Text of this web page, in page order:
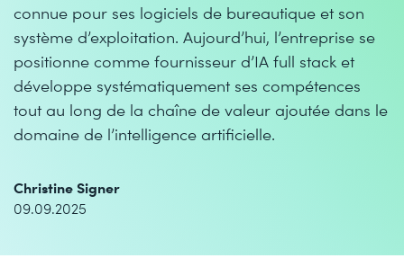
connue pour ses logiciels de bureautique et son
système d’exploitation. Aujourd’hui, l’entreprise se
positionne comme fournisseur d’IA full stack et
développe systématiquement ses compétences
tout au long de la chaîne de valeur ajoutée dans le
domaine de l’intelligence artificielle.
Christine Signer
09.09.2025